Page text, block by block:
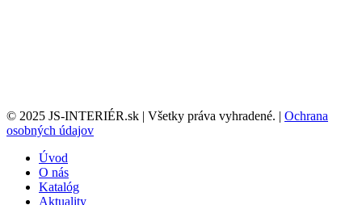
© 2025 JS-INTERIÉR.sk | Všetky práva vyhradené. | Ochrana
osobných údajov
Úvod
O nás
Katalóg
Aktuality